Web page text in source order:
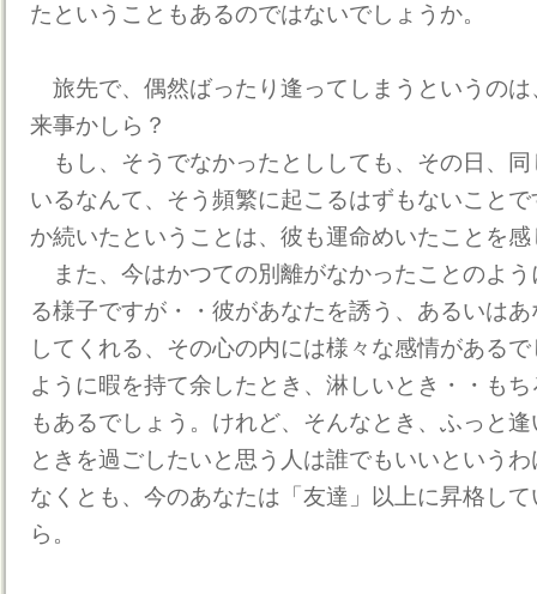
たということもあるのではないでしょうか。
旅先で、偶然ばったり逢ってしまうというの
来事かしら？
もし、そうでなかったとししても、その日、
いるなんて、そう頻繁に起こるはずもないこと
か続いたということは、彼も運命めいたことを
また、今はかつての別離がなかったことのよ
る様子ですが・・彼があなたを誘う、あるいは
してくれる、その心の内には様々な感情がある
ように暇を持て余したとき、淋しいとき・・も
もあるでしょう。けれど、そんなとき、ふっと
ときを過ごしたいと思う人は誰でもいいという
なくとも、今のあなたは「友達」以上に昇格し
ら。